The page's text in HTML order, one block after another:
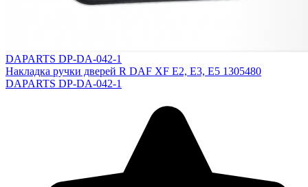
DAPARTS DP-DA-042-1
Накладка ручки дверей R DAF XF E2, E3, E5 1305480
DAPARTS DP-DA-042-1